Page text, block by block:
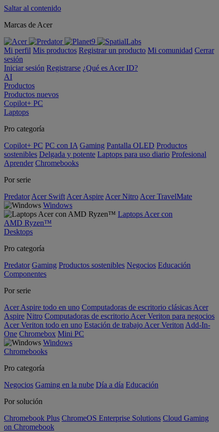
Saltar al contenido
Marcas de Acer
Mi perfil Mis productos Registrar un producto Mi comunidad Cerrar
sesión
Iniciar sesión Registrarse ¿Qué es Acer ID?
AI
Productos
Productos nuevos
Copilot+ PC
Laptops
Pro categoría
Copilot+ PC PC con IA Gaming Pantalla OLED Productos
sostenibles Delgada y potente Laptops para uso diario Profesional
Aprender Chromebooks
Por serie
Predator Acer Swift Acer Aspire Acer Nitro Acer TravelMate
Windows
Laptops Acer con
AMD Ryzen™
Desktops
Pro categoría
Predator Gaming Productos sostenibles Negocios Educación
Componentes
Por serie
Acer Aspire todo en uno Computadoras de escritorio clásicas Acer
Aspire Nitro Computadoras de escritorio Acer Veriton para negocios
Acer Veriton todo en uno Estación de trabajo Acer Veriton Add-In-
One Chromebox Mini PC
Windows
Chromebooks
Pro categoría
Negocios Gaming en la nube Día a día Educación
Por solución
Chromebook Plus ChromeOS Enterprise Solutions Cloud Gaming
on Chromebook